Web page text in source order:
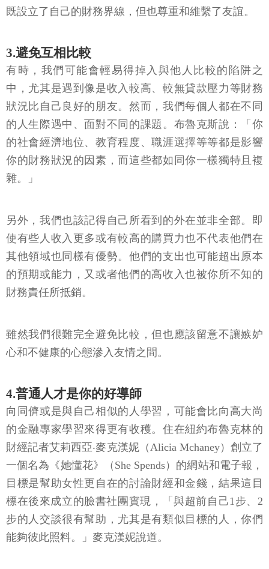
既設立了自己的財務界線，但也尊重和維繫了友誼。
3.避免互相比較
有時，我們可能會輕易得掉入與他人比較的陷阱之
中，尤其是遇到像是收入較高、較無貸款壓力等財務
狀況比自己良好的朋友。然而，我們每個人都在不同
的人生際遇中、面對不同的課題。布魯克斯說：「你
的社會經濟地位、教育程度、職涯選擇等等都是影響
你的財務狀況的因素，而這些都如同你一樣獨特且複
雜。」
另外，我們也該記得自己所看到的外在並非全部。即
使有些人收入更多或有較高的購買力也不代表他們在
其他領域也同樣有優勢。他們的支出也可能超出原本
的預期或能力，又或者他們的高收入也被你所不知的
財務責任所抵銷。
雖然我們很難完全避免比較，但也應該留意不讓嫉妒
心和不健康的心態滲入友情之間。
4.普通人才是你的好導師
向同儕或是與自己相似的人學習，可能會比向高大尚
的金融專家學習來得更有收穫。住在紐約布魯克林的
財經記者艾莉西亞‧麥克漢妮（Alicia Mchaney）創立了
一個名為《她懂花》（She Spends）的網站和電子報，
目標是幫助女性更自在的討論財經和金錢，結果這目
標在後來成立的臉書社團實現，「與超前自己1步、2
步的人交談很有幫助，尤其是有類似目標的人，你們
能夠彼此照料。」麥克漢妮說道。